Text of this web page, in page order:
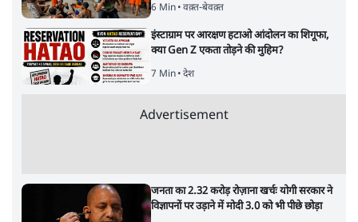
6 Min• वक़्त-बेवक़्त
इंस्टाग्राम पर आरक्षण हटाओ आंदोलन का शिगूफा,
क्या Gen Z एकता तोड़ने की मुहिम?
7 Min• देश
Advertisement
जनता का 2.32 करोड़ रोज़ाना खर्चः योगी सरकार ने
विज्ञापनों पर उड़ाने में मोदी 3.0 को भी पीछे छोड़ा